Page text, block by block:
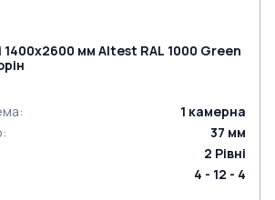
1400x2600 мм Altest RAL 1000 Green
: 1 камерна
: 37 мм
2 Рівні
4 - 12 - 4